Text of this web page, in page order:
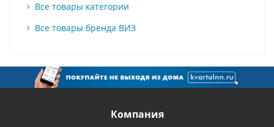
Все товары категории
Все товары бренда ВИЗ
Компания